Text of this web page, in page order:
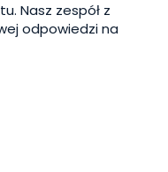
Nasz zespół z
odpowiedzi na